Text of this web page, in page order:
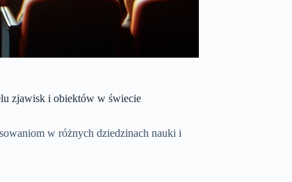
zjawisk i obiektów w świecie
w różnych dziedzinach nauki i